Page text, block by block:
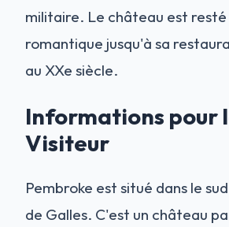
militaire. Le château est resté
romantique jusqu'à sa
au XXe siècle.
Informations pour
Visiteur
Pembroke est situé dans le
de Galles. C'est un château